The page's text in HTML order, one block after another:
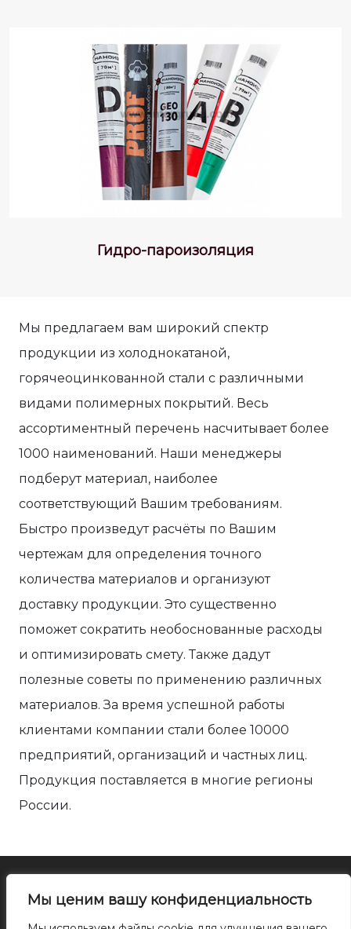
Мы ценим вашу конфиденциальность
Гидро-пароизоляция
Мы предлагаем вам широкий спектр
продукции из холоднокатаной,
горячеоцинкованной стали с различными
видами полимерных покрытий. Весь
ассортиментный перечень насчитывает более
1000 наименований. Наши менеджеры
подберут материал, наиболее
соответствующий Вашим требованиям.
Быстро произведут расчёты по Вашим
чертежам для определения точного
количества материалов и организуют
доставку продукции. Это существенно
поможет сократить необоснованные расходы
и оптимизировать смету. Также дадут
полезные советы по применению различных
материалов. За время успешной работы
клиентами компании стали более 10000
предприятий, организаций и частных лиц.
Продукция поставляется в многие регионы
России.
Все права на материалы сайта принадлежат правообладателю. Воспроизведение
или распространение указанных материалов в любой форме может
производиться только с письменного разрешения правообладателя. При